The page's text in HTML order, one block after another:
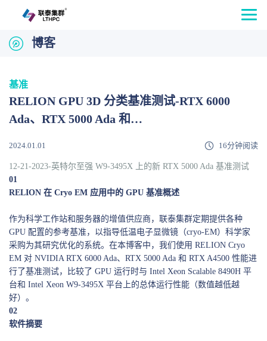
博客
基准
RELION GPU 3D 分类基准测试-RTX 6000
Ada、RTX 5000 Ada 和…
2024.01.01 16分钟阅读
12-21-2023-英特尔至强 W9-3495X 上的新 RTX 5000 Ada 基准测试
01
RELION 在 Cryo EM 应用中的 GPU 基准概述
作为科学工作站和服务器的增值供应商，联泰集群定期提供各种
GPU 配置的参考基准，以指导低温电子显微镜（cryo-EM）科学家
采购为其研究优化的系统。在本博客中，我们使用 RELION Cryo
EM 对 NVIDIA RTX 6000 Ada、RTX 5000 Ada 和 RTX A4500 性能进
行了基准测试，比较了 GPU 运行时与 Intel Xeon Scalable 8490H 平
台和 Intel Xeon W9-3495X 平台上的总体运行性能（数值越低越
好）。
02
软件摘要